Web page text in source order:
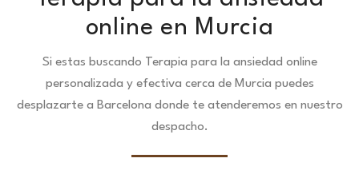
online en Murcia
Si estas buscando Terapia para la ansiedad online
personalizada y efectiva cerca de Murcia puedes
desplazarte a Barcelona donde te atenderemos en nuestro
despacho.